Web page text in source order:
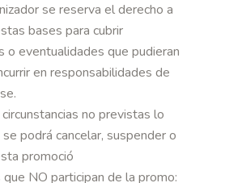
se reserva el derecho a
bases para cubrir
o eventualidades que pudieran
en responsabilidades de
no previstas lo
podrá cancelar, suspender o
promoció
que NO participan de la promo: